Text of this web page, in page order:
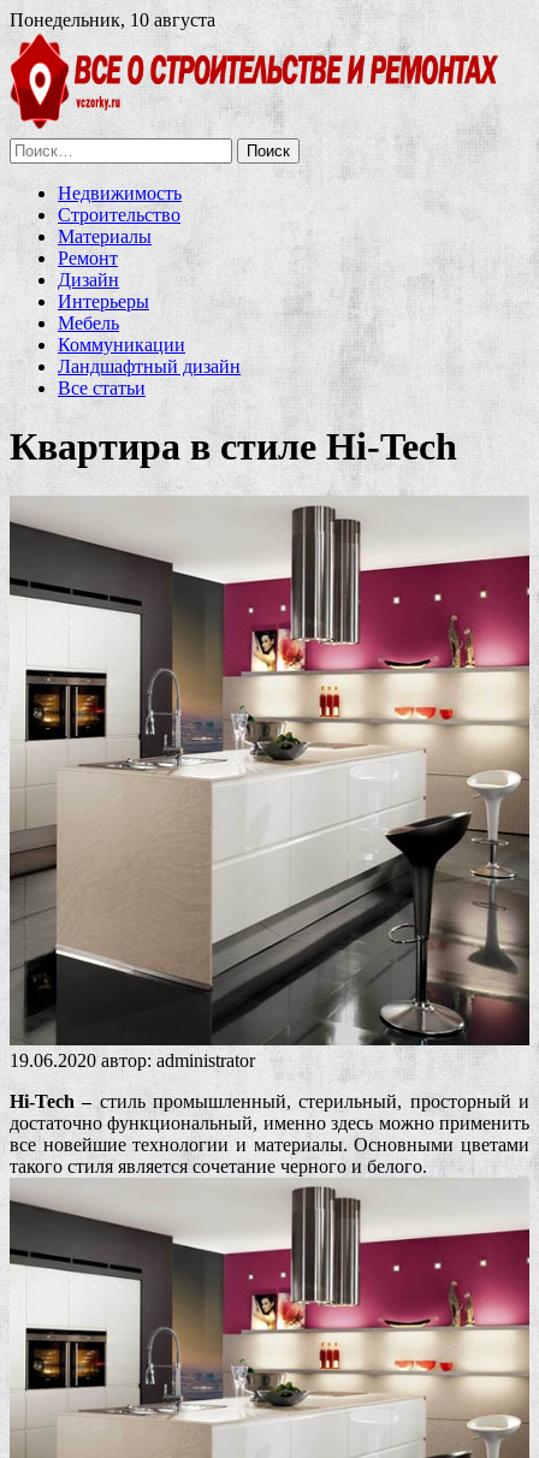
Понедельник, 10 августа
Найти:
Недвижимость
Строительство
Материалы
Ремонт
Дизайн
Интерьеры
Мебель
Коммуникации
Ландшафтный дизайн
Все статьи
Квартира в стиле Hi-Tech
19.06.2020 автор: administrator
Hi-Tech – стиль промышленный, стерильный, просторный и
достаточно функциональный, именно здесь можно применить
все новейшие технологии и материалы. Основными цветами
такого стиля является сочетание черного и белого.